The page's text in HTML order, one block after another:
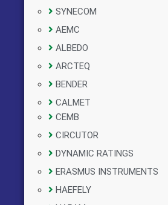
SYNECOM
AEMC
ALBEDO
ARCTEQ
BENDER
CALMET
CEMB
CIRCUTOR
DYNAMIC RATINGS
ERASMUS INSTRUMENTS
HAEFELY